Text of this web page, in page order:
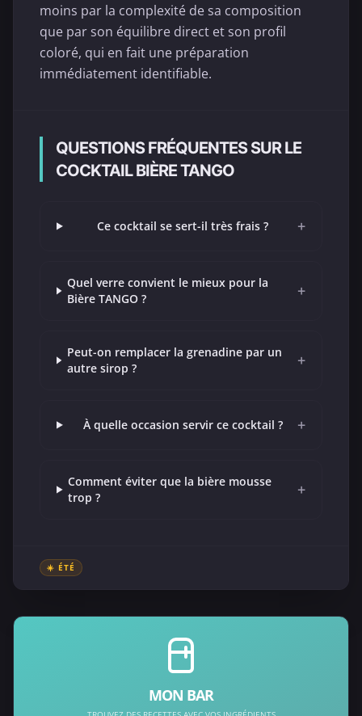
moins par la complexité de sa composition
que par son équilibre direct et son profil
coloré, qui en fait une préparation
immédiatement identifiable.
QUESTIONS FRÉQUENTES SUR LE
COCKTAIL BIÈRE TANGO
Ce cocktail se sert-il très frais ? +
Quel verre convient le mieux pour la
Bière TANGO ?
+
Peut-on remplacer la grenadine par un
autre sirop ?
+
À quelle occasion servir ce cocktail ? +
Comment éviter que la bière mousse
trop ?
+
☀️ ÉTÉ
MON BAR